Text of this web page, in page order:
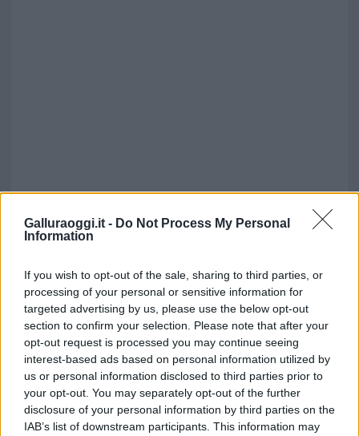
Galluraoggi.it - Do Not Process My Personal
Information
If you wish to opt-out of the sale, sharing to third parties, or
processing of your personal or sensitive information for
targeted advertising by us, please use the below opt-out
section to confirm your selection. Please note that after your
opt-out request is processed you may continue seeing
interest-based ads based on personal information utilized by
us or personal information disclosed to third parties prior to
your opt-out. You may separately opt-out of the further
disclosure of your personal information by third parties on the
IAB’s list of downstream participants. This information may